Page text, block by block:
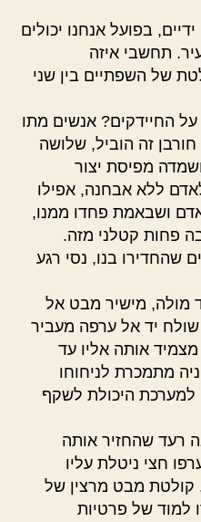
בפועל אנחנו יכולים
תחשבי איזה
של השפתיים בין שני
החיידקים? אנשים מתו
זה הוביל, שלושה
מפיסת יצור
ללא אבחנה, אפילו
ושבאמת פחדו ממנו,
פחות קטלני מזה.
שהחדירו בנו, נסי רגע
מולה, מישיר מבט אל
שולח יד אל ערפה מעביר
אותה אליו עד
מתמכרת לניחוחו
היכולת לשקף
רעד שהחזיר אותה
חצי ניטלת עליו
קולטת מבט מרצין של
למוד של פרטיות